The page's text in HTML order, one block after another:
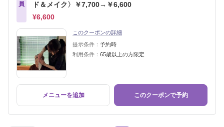
員
ド＆メイク〉￥7,700→￥6,600
¥6,600
このクーポンの詳細
提示条件： 予約時
利用条件： 65歳以上の方限定
メニューを追加 このクーポンで予約